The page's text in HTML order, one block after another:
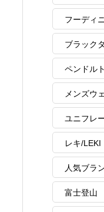
フーディ
ブラック
ペンドル
メンズウ
ユニフレ
レキ/LEKI
人気ブラ
富士登山